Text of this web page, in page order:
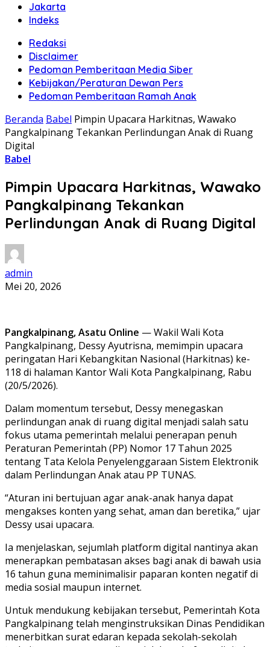
Jakarta
Indeks
Redaksi
Disclaimer
Pedoman Pemberitaan Media Siber
Kebijakan/Peraturan Dewan Pers
Pedoman Pemberitaan Ramah Anak
Beranda Babel Pimpin Upacara Harkitnas, Wawako
Pangkalpinang Tekankan Perlindungan Anak di Ruang
Digital
Babel
Pimpin Upacara Harkitnas, Wawako
Pangkalpinang Tekankan
Perlindungan Anak di Ruang Digital
admin
Mei 20, 2026
Pangkalpinang, Asatu Online — Wakil Wali Kota
Pangkalpinang, Dessy Ayutrisna, memimpin upacara
peringatan Hari Kebangkitan Nasional (Harkitnas) ke-
118 di halaman Kantor Wali Kota Pangkalpinang, Rabu
(20/5/2026).
Dalam momentum tersebut, Dessy menegaskan
perlindungan anak di ruang digital menjadi salah satu
fokus utama pemerintah melalui penerapan penuh
Peraturan Pemerintah (PP) Nomor 17 Tahun 2025
tentang Tata Kelola Penyelenggaraan Sistem Elektronik
dalam Perlindungan Anak atau PP TUNAS.
“Aturan ini bertujuan agar anak-anak hanya dapat
mengakses konten yang sehat, aman dan beretika,” ujar
Dessy usai upacara.
Ia menjelaskan, sejumlah platform digital nantinya akan
menerapkan pembatasan akses bagi anak di bawah usia
16 tahun guna meminimalisir paparan konten negatif di
media sosial maupun internet.
Untuk mendukung kebijakan tersebut, Pemerintah Kota
Pangkalpinang telah menginstruksikan Dinas Pendidikan
menerbitkan surat edaran kepada sekolah-sekolah